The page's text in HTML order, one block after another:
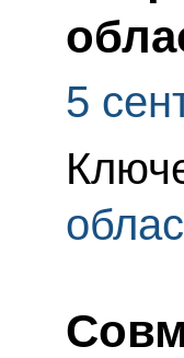
5